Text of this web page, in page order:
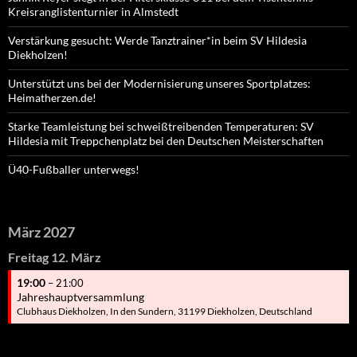
Kreisranglistenturnier in Almstedt
Verstärkung gesucht: Werde Tanztrainer*in beim SV Hildesia
Diekholzen!
Unterstützt uns bei der Modernisierung unseres Sportplatzes:
Heimatherzen.de!
Starke Teamleistung bei schweißtreibenden Temperaturen: SV
Hildesia mit Treppchenplatz bei den Deutschen Meisterschaften
Ü40-Fußballer unterwegs!
März 2027
Freitag 12. März
19:00 – 21:00
Jahreshauptversammlung
Clubhaus Diekholzen, In den Sundern, 31199 Diekholzen, Deutschland